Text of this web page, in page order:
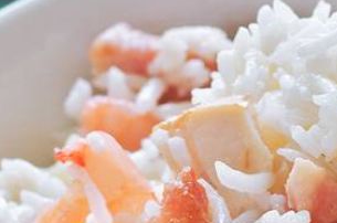
de ui en knoflook in 5 min. glazig. Snijd
spekjes knapperig zijn. Bak even mee en
garnalenmengsel, schenk het water erbij